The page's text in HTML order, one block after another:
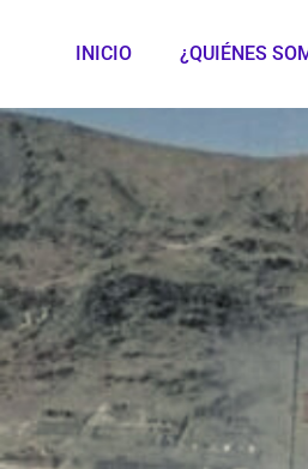
INICIO ¿QUIÉNES